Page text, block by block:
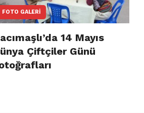
FOTO GALERI
14 Mayıs
Çiftçiler Günü